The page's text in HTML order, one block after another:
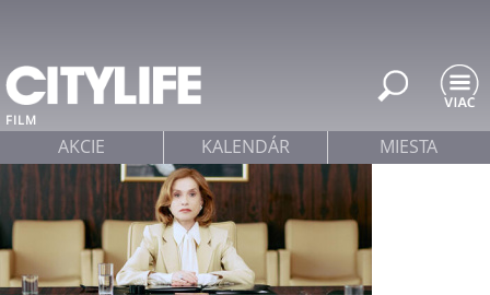
FILM
AKCIE KALENDÁR MIESTA